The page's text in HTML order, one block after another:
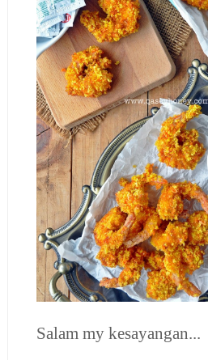
Salam my kesayangan...